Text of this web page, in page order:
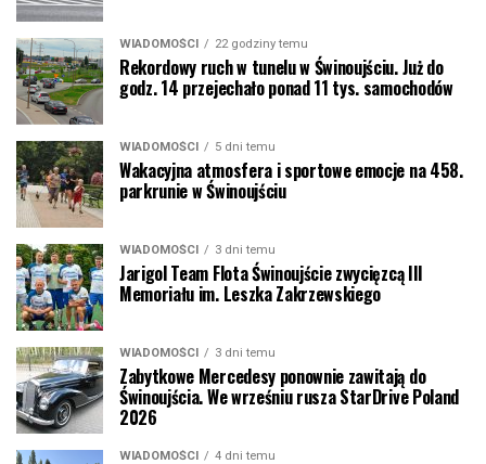
WIADOMOŚCI 22 godziny temu
Rekordowy ruch w tunelu w Świnoujściu. Już do
godz. 14 przejechało ponad 11 tys. samochodów
WIADOMOŚCI 5 dni temu
Wakacyjna atmosfera i sportowe emocje na 458.
parkrunie w Świnoujściu
WIADOMOŚCI 3 dni temu
Jarigol Team Flota Świnoujście zwycięzcą III
Memoriału im. Leszka Zakrzewskiego
WIADOMOŚCI 3 dni temu
Zabytkowe Mercedesy ponownie zawitają do
Świnoujścia. We wrześniu rusza StarDrive Poland
2026
WIADOMOŚCI 4 dni temu